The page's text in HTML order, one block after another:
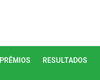
PRÊMIOS RESULTADOS